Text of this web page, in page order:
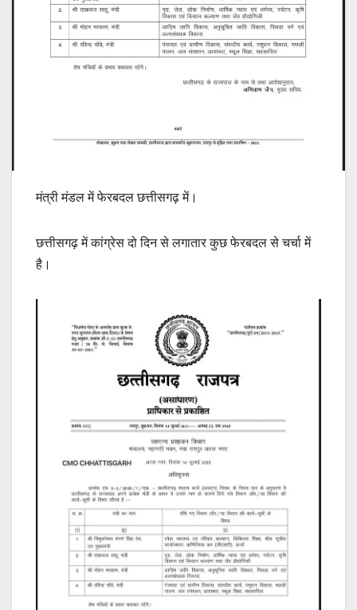
मंत्री मंडल में फेरबदल छत्तीसगढ़ में।
छत्तीसगढ़ में कांग्रेस दो दिन से लगातार कुछ फेरबदल से चर्चा में
है।